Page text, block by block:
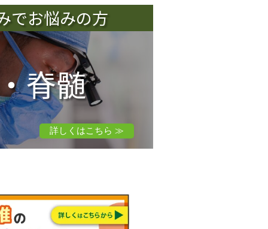
脊髄
でお悩みの方
詳しくはこちら ≫